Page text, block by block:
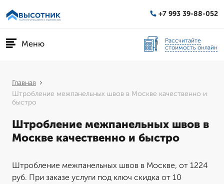
+7 993 39-88-052
Меню
Рассчитайте
стоимость онлайн
Главная
Штробление межпанельных швов в Москве качественно и
быстро
Штробление межпанельных швов в
Москве качественно и быстро
Штробление межпанельных швов в Москве, от 1224
руб. При заказе услуги под ключ скидка от 10